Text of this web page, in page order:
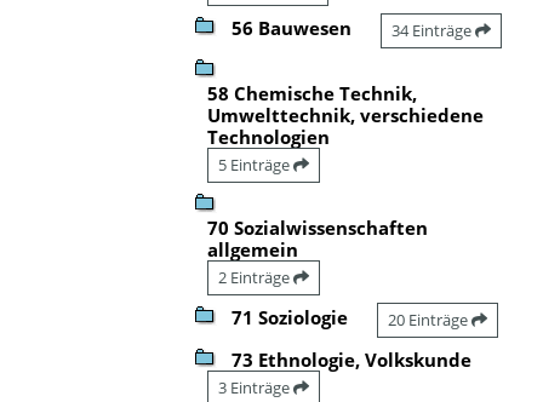
56 Bauwesen 34 Einträge
58 Chemische Technik,
Umwelttechnik, verschiedene
Technologien
5 Einträge
70 Sozialwissenschaften
allgemein
2 Einträge
71 Soziologie 20 Einträge
73 Ethnologie, Volkskunde
3 Einträge